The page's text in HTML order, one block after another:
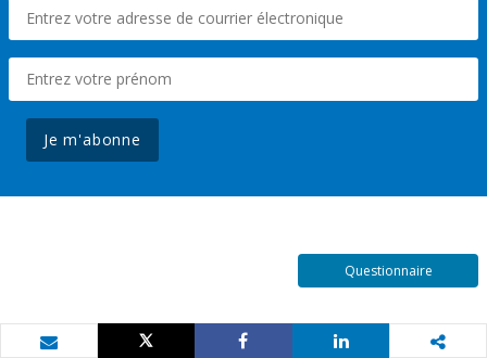
Je m'abonne
Questionnaire